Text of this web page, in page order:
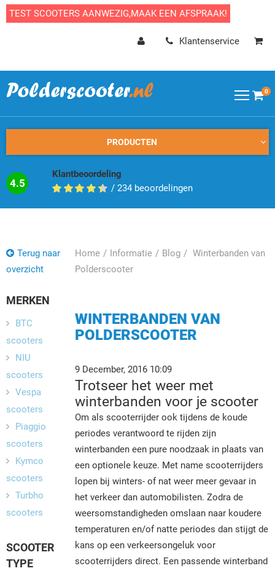
TEST SCOOTERS AANWEZIG,MAAK EEN AFSPRAAK!
Klantenservice
0
PRODUCTEN
4.5
Klantbeoordeling
/ 234 beoordelingen
Terug naar
overzicht
Home Informatie Blog
Winterbanden van
Polderscooter
WINTERBANDEN VAN
POLDERSCOOTER
9 December, 2016 10:09
Trotseer het weer met
winterbanden voor je scooter
Om als scooterrijder ook tijdens de koude
periodes verantwoord te rijden zijn
winterbanden een pure noodzaak in plaats van
een optionele keuze. Met name scooterrijders
lopen bij winters- of nat weer meer gevaar in
het verkeer dan automobilisten. Zodra de
weersomstandigheden omslaan naar koudere
temperaturen en/of natte periodes dan stijgt de
kans op een verkeersongeluk voor
scooterrijders direct. Een passende winterband
MERKEN
BTC
scooters
NIU
scooters
Vespa
scooters
Piaggio
scooters
Kymco
scooters
Turbho
scooters
SCOOTER
TYPE